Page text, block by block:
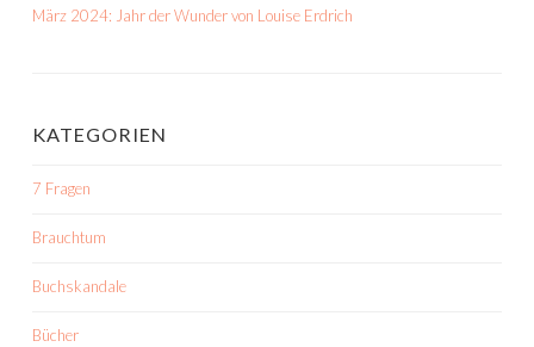
März 2024: Jahr der Wunder von Louise Erdrich
KATEGORIEN
7 Fragen
Brauchtum
Buchskandale
Bücher